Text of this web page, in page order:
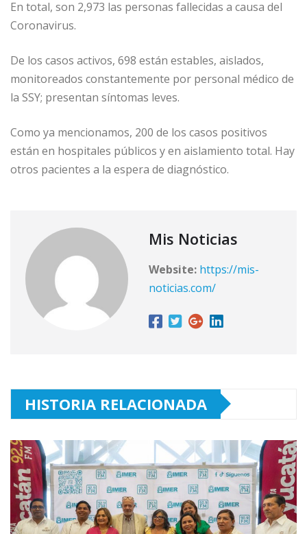
En total, son 2,973 las personas fallecidas a causa del
Coronavirus.
De los casos activos, 698 están estables, aislados,
monitoreados constantemente por personal médico de
la SSY; presentan síntomas leves.
Como ya mencionamos, 200 de los casos positivos
están en hospitales públicos y en aislamiento total. Hay
otros pacientes a la espera de diagnóstico.
Mis Noticias
Website: https://mis-
noticias.com/
HISTORIA RELACIONADA